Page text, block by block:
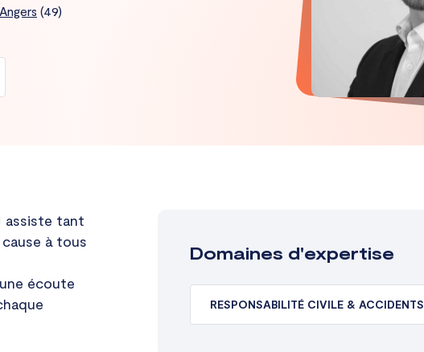
Angers (49)
assiste tant
à tous
écoute
Domaines d'expertise
RESPONSABILITÉ CIVILE & ACCIDENTS